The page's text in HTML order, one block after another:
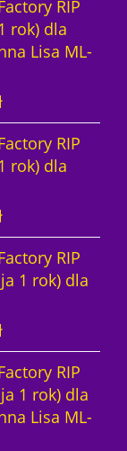
RIP
rok) dla
Lisa ML-
A
k
t
u
l
n
a
c
n
a
w
y
n
RIP
rok) dla
A
k
t
u
l
n
a
c
e
RIP
1 rok) dla
A
k
t
u
a
RIP
1 rok) dla
Lisa ML-